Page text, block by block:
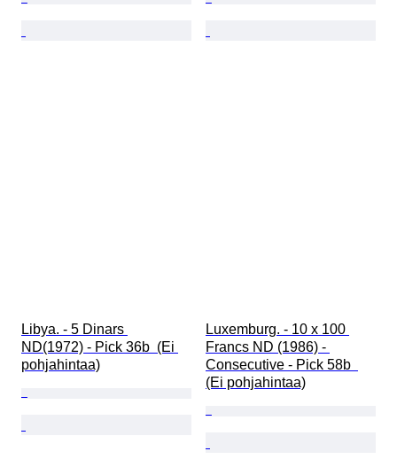
Libya. - 5 Dinars
ND(1972) - Pick 36b  (Ei
pohjahintaa)
Luxemburg. - 10 x 100
Francs ND (1986) -
Consecutive - Pick 58b
(Ei pohjahintaa)